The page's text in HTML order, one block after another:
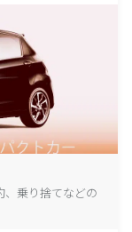
、乗り捨てなどの